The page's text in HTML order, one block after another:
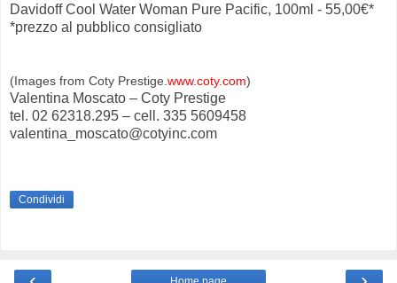
Davidoff Cool Water Woman Pure Pacific, 100ml - 55,00€*
*prezzo al pubblico consigliato
(Images from Coty Prestige. www.coty.com)
Valentina Moscato – Coty Prestige
tel. 02 62318.295 – cell. 335 5609458
valentina_moscato@cotyinc.com
Condividi